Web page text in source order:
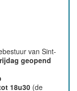
van Sint-
geopend
18u30 (de